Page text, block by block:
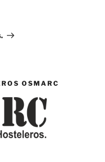
OSMARC